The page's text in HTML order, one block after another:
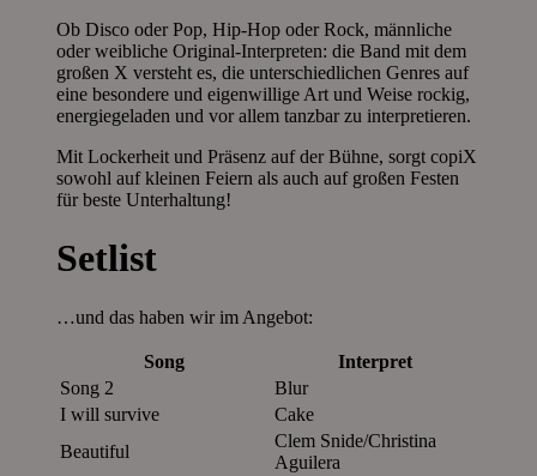
Ob Disco oder Pop, Hip-Hop oder Rock, männliche
oder weibliche Original-Interpreten: die Band mit dem
großen X versteht es, die unterschiedlichen Genres auf
eine besondere und eigenwillige Art und Weise rockig,
energiegeladen und vor allem tanzbar zu interpretieren.
Mit Lockerheit und Präsenz auf der Bühne, sorgt copiX
sowohl auf kleinen Feiern als auch auf großen Festen
für beste Unterhaltung!
Setlist
…und das haben wir im Angebot:
Song
Interpret
Song 2
Blur
I will survive
Cake
Beautiful
Clem Snide/Christina
Aguilera